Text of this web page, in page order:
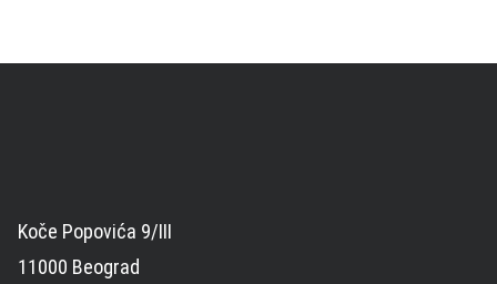
Koče Popovića 9/III
11000 Beograd